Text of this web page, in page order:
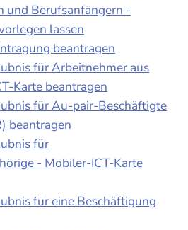
und Berufsanfängern -
lassen
beantragen
für Arbeitnehmer aus
Karte beantragen
für Au-pair-Beschäftigte
beantragen
für
- Mobiler-ICT-Karte
für eine Beschäftigung